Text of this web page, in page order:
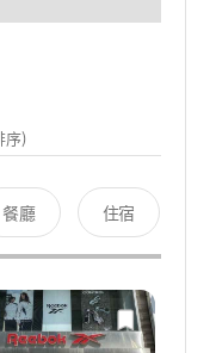
序)
餐廳 住宿